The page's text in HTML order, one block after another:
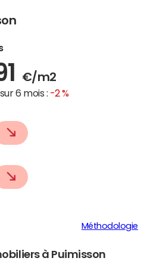
€/m2
6 mois : -2 %
Méthodologie
à Puimisson